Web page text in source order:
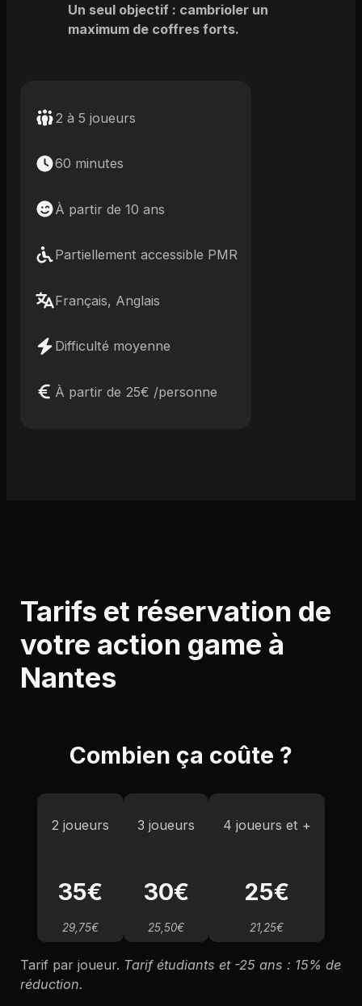
Un seul objectif : cambrioler un
maximum de coffres forts.
2 à 5 joueurs
60 minutes
À partir de 10 ans
Partiellement accessible PMR
Français, Anglais
Difficulté moyenne
À partir de 25€ /personne
Tarifs et réservation de
votre action game à
Nantes
Combien ça coûte ?
2 joueurs
35€
29,75€
3 joueurs
30€
25,50€
4 joueurs et +
25€
21,25€
Tarif par joueur. Tarif étudiants et -25 ans : 15% de
réduction.